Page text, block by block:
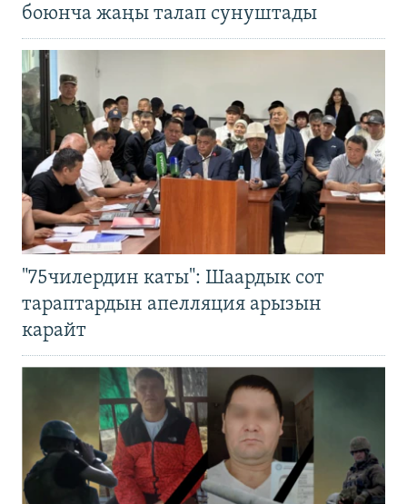
боюнча жаңы талап сунуштады
"75чилердин каты": Шаардык сот
тараптардын апелляция арызын
карайт